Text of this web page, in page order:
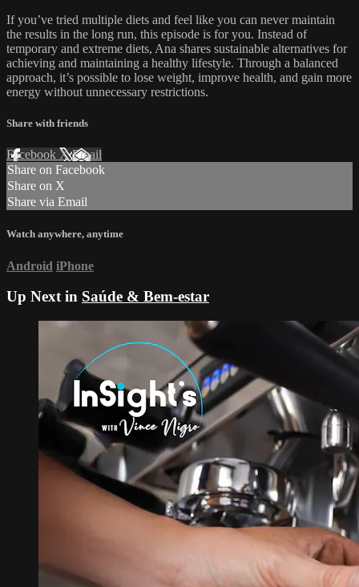
If you’ve tried multiple diets and feel like you can never maintain
the results in the long run, this episode is for you. Instead of
temporary and extreme diets, Ana shares sustainable alternatives for
achieving and maintaining a healthy lifestyle. Through a balanced
approach, it’s possible to lose weight, improve health, and gain more
energy without unnecessary restrictions.
Share with friends
Facebook XEmail
Share on Facebook
Share on X
Share via Email
Watch anywhere, anytime
Android iPhone
Up Next in Saúde & Bem-estar